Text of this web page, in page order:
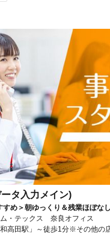
タ入力メイン)
すめ＞朝ゆっくり＆残業ほぼな
週払いOKで安心♪
・テックス 奈良オフィス
高田駅」～徒歩1分※その他の